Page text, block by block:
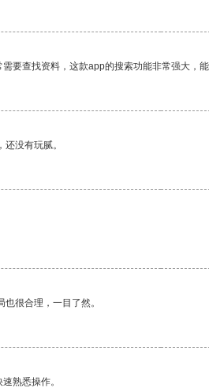
要查找资料，这款app的搜索功能非常强大，能
没有玩腻。
很合理，一目了然。
熟悉操作。